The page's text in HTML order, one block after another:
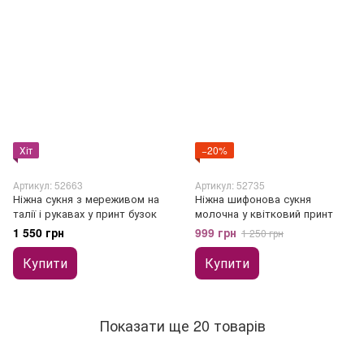
Хіт
Артикул: 52663
Ніжна сукня з мереживом на
талії і рукавах у принт бузок
1 550 грн
Купити
−20%
Артикул: 52735
Ніжна шифонова сукня
молочна у квітковий принт
999 грн 1 250 грн
Купити
Показати ще 20 товарів